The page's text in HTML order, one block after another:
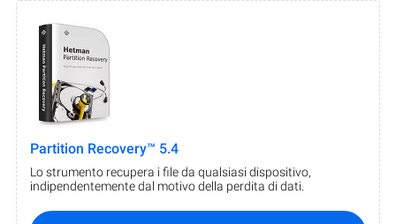
Partition Recovery™ 5.4
Lo strumento recupera i file da qualsiasi dispositivo,
indipendentemente dal motivo della perdita di dati.